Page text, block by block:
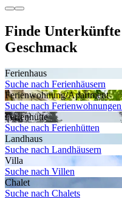
Finde Unterkünfte
Geschmack
Ferienhaus
Suche nach Ferienhäusern
Ferienwohnung/Apartment
Suche nach
Ferienhütte
Suche nach Ferienhütten
Landhaus
Suche nach Landhäusern
Villa
Suche nach Villen
Chalet
Suche nach Chalets